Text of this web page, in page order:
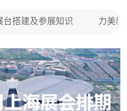
台搭建及参展知识 力美新